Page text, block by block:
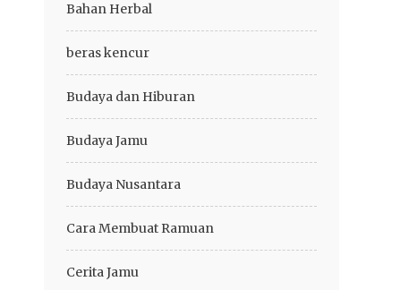
Bahan Herbal
beras kencur
Budaya dan Hiburan
Budaya Jamu
Budaya Nusantara
Cara Membuat Ramuan
Cerita Jamu